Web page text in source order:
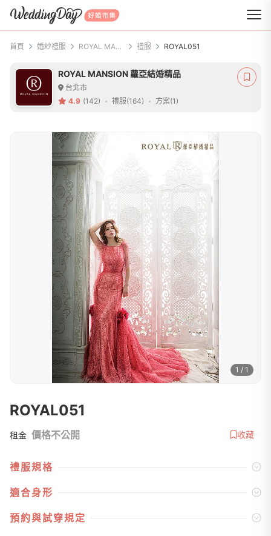
WeddingDay 好婚市集
首頁 婚紗禮服 ROYAL MANSION 蘿亞結婚精品 禮服 ROYAL051
ROYAL MANSION 蘿亞結婚精品
台北市
4.9 (142) 禮服(164) 方案(1)
1 / 1
ROYAL051
租金 價格不公開 收藏
禮服規格
適合身形
預約與試穿規定